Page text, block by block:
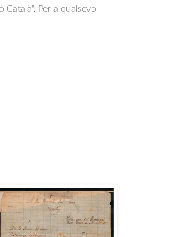
Per a qualsevol